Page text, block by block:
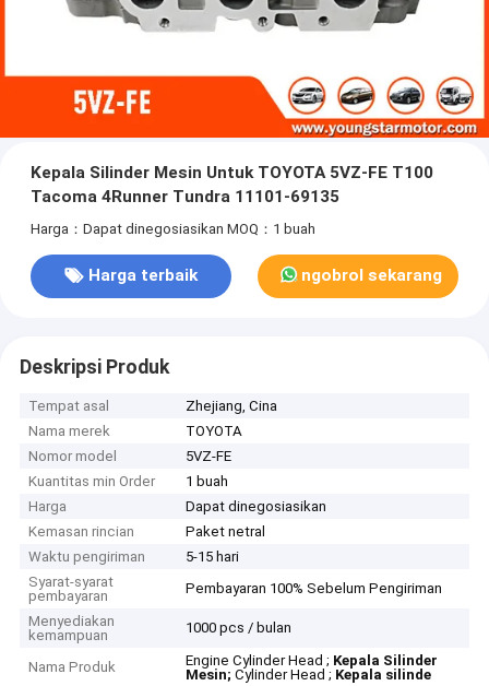
Kepala Silinder Mesin Untuk TOYOTA 5VZ-FE T100
Tacoma 4Runner Tundra 11101-69135
Harga：Dapat dinegosiasikan MOQ：1 buah
Harga terbaik ngobrol sekarang
Deskripsi Produk
Tempat asal
Zhejiang, Cina
Nama merek
TOYOTA
Nomor model
5VZ-FE
Kuantitas min Order
1 buah
Harga
Dapat dinegosiasikan
Kemasan rincian
Paket netral
Waktu pengiriman
5-15 hari
Syarat-syarat
pembayaran
Pembayaran 100% Sebelum Pengiriman
Menyediakan
kemampuan
1000 pcs / bulan
Nama Produk Engine Cylinder Head ; Kepala Silinder
Mesin; Cylinder Head ; Kepala silinde